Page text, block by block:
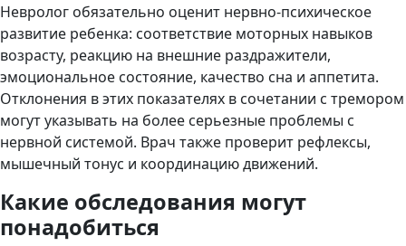
Невролог обязательно оценит нервно-психическое
развитие ребенка: соответствие моторных навыков
возрасту, реакцию на внешние раздражители,
эмоциональное состояние, качество сна и аппетита.
Отклонения в этих показателях в сочетании с тремором
могут указывать на более серьезные проблемы с
нервной системой. Врач также проверит рефлексы,
мышечный тонус и координацию движений.
Какие обследования могут
понадобиться